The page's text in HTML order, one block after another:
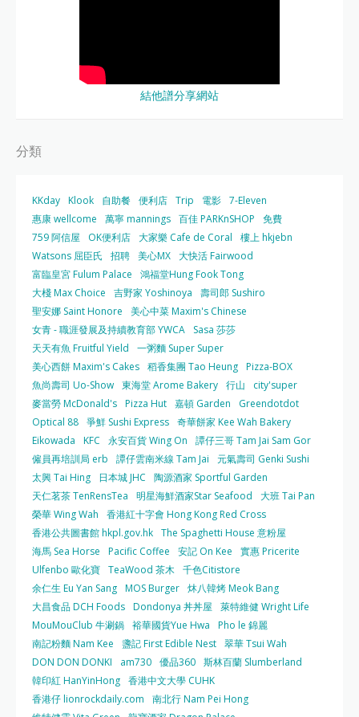
結他譜分享網站
分類
KKday Klook 自助餐 便利店 Trip 電影 7-Eleven
惠康 wellcome
萬寧 mannings 百佳 PARKnSHOP
免費
759 阿信屋
OK便利店 大家樂 Cafe de Coral
樓上 hkjebn
Watsons 屈臣氏
招聘 美心MX 大快活 Fairwood
富臨皇宮 Fulum Palace
鴻福堂Hung Fook Tong
大棧 Max Choice
吉野家 Yoshinoya
壽司郎 Sushiro
聖安娜 Saint Honore
美心中菜 Maxim's Chinese
女青 - 職涯發展及持續教育部 YWCA
Sasa 莎莎
天天有魚 Fruitful Yield
一粥麵 Super Super
美心西餅 Maxim's Cakes 稻香集團 Tao Heung Pizza-BOX
魚尚壽司 Uo-Show 東海堂 Arome Bakery 行山
city'super
麥當勞 McDonald's Pizza Hut 嘉頓 Garden
Greendotdot
Optical 88 爭鮮 Sushi Express 奇華餅家 Kee Wah Bakery
Eikowada
KFC 永安百貨 Wing On
譚仔三哥 Tam Jai Sam Gor
僱員再培訓局 erb
譚仔雲南米線 Tam Jai
元氣壽司 Genki Sushi
太興 Tai Hing
日本城 JHC
陶源酒家 Sportful Garden
天仁茗茶 TenRensTea
明星海鮮酒家Star Seafood
大班 Tai Pan
榮華 Wing Wah
香港紅十字會 Hong Kong Red Cross
香港公共圖書館 hkpl.gov.hk The Spaghetti House 意粉屋
海馬 Sea Horse
Pacific Coffee 安記 On Kee
實惠 Pricerite
Ulfenbo 歐化寶 TeaWood 茶木 千色Citistore
余仁生 Eu Yan Sang MOS Burger 炑八韓烤 Meok Bang
大昌食品 DCH Foods Dondonya 丼丼屋
萊特維健 Wright Life
MouMouClub 牛涮鍋 裕華國貨Yue Hwa
Pho le 錦麗
南記粉麵 Nam Kee
盞記 First Edible Nest 翠華 Tsui Wah
DON DON DONKI
am730 優品360 斯林百蘭 Slumberland
韓印紅 HanYinHong 香港中文大學 CUHK
香港仔 lionrockdaily.com
南北行 Nam Pei Hong